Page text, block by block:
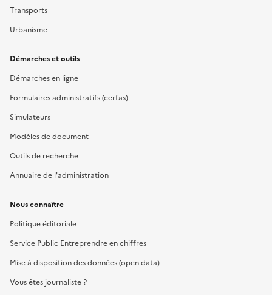
Transports
Urbanisme
Démarches et outils
Démarches en ligne
Formulaires administratifs (cerfas)
Simulateurs
Modèles de document
Outils de recherche
Annuaire de l'administration
Nous connaître
Politique éditoriale
Service Public Entreprendre en chiffres
Mise à disposition des données (open data)
Vous êtes journaliste ?